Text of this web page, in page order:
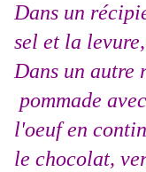
Dans un
sel et la
Dans un autre
pommade
l'oeuf en
le chocolat,